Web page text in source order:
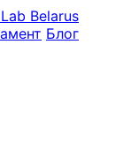
Belarus
Блог